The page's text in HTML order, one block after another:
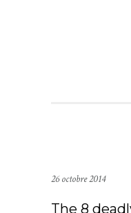
26 octobre 2014
The 8